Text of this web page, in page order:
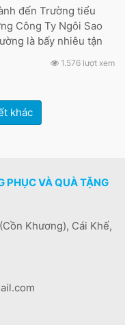
đến Trường tiểu
Công Ty Ngôi Sao
là bấy nhiêu tận
1.576 lượt xem
khác
PHỤC VÀ QUÀ TẶNG
Khương), Cái Khế,